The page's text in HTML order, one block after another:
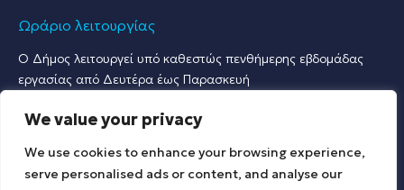
We value your privacy
We use cookies to enhance your browsing experience,
serve personalised ads or content, and analyse our
Ωράριο λειτουργίας
Ο Δήμος λειτουργεί υπό καθεστώς πενθήμερης εβδομάδας
εργασίας από Δευτέρα έως Παρασκευή
Γραφείο Πρωτοκόλλου & Γραφεία Υποδοχής Πολιτών:
Λοιπές Υπηρεσίες:
Δευτέρα έως Παρασκευή: 09:00 – 15:00.